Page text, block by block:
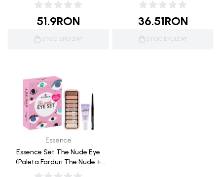
Stilizare Sprancene)
51.9RON
STOC EPUIZAT
Plumping Lip Filler 01)
36.51RON
STOC EPUIZAT
Essence
Essence Set The Nude Eye
(Paleta Farduri The Nude +
Baza de Machiaj Ochi Like A